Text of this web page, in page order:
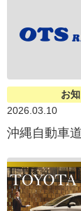
お
2026.03.10